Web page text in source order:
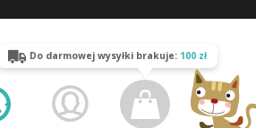
Do darmowej wysyłki brakuje: 100 zł